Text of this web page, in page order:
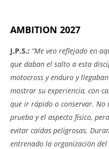
AMBITION 2027
J.P.S.: “Me veo reflejado en
que daban el salto a esta
motocross y enduro y
mostrar su experiencia, con
que ir rápido o conservar. No
prueba y el aspecto físico,
evitar caídas peligrosas.
entrenado la organización